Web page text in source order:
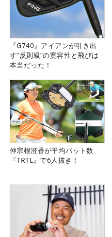
『G740』アイアンが引き出
す“反則級”の寛容性と飛びは
本当だった！
仲宗根澄香が平均パット数
『TRTL』で6人抜き！